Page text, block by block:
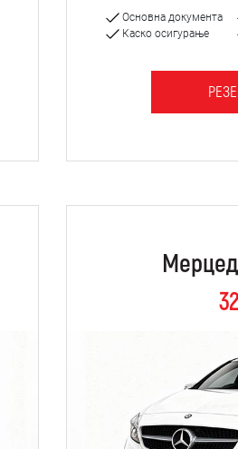
Основна документа
Каско осигурање
32